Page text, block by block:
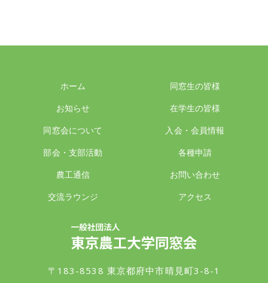
ホーム
お知らせ
同窓会について
部会・支部活動
農工通信
交流ラウンジ
同窓生の皆様
在学生の皆様
入会・会員情報
各種申請
お問い合わせ
アクセス
〒183-8538 東京都府中市晴見町3-8-1